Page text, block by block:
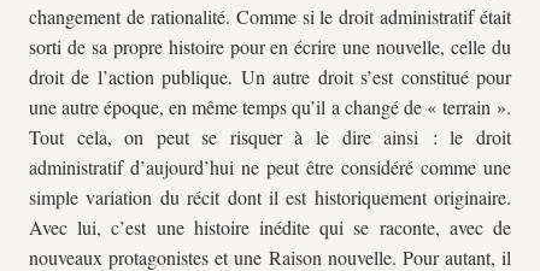
changement de rationalité. Comme si le droit administratif était
sorti de sa propre histoire pour en écrire une nouvelle, celle du
droit de l’action publique. Un autre droit s’est constitué pour
une autre époque, en même temps qu’il a changé de « terrain ».
Tout cela, on peut se risquer à le dire ainsi : le droit
administratif d’aujourd’hui ne peut être considéré comme une
simple variation du récit dont il est historiquement originaire.
Avec lui, c’est une histoire inédite qui se raconte, avec de
nouveaux protagonistes et une Raison nouvelle. Pour autant, il